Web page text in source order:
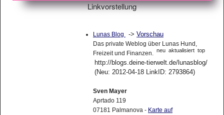
Linkvorstellung
Lunas Blog -> Vorschau
Das private Weblog über Lunas Hund,
Freizeit und Finanzen.
neu aktualisiert top
http://blogs.deine-tierwelt.de/lunasblog/
(Neu: 2012-04-18 LinkID: 2793864)
Sven Mayer
Aprtado 119
07181 Palmanova - Karte auf